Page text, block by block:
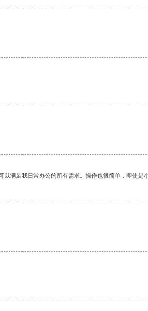
满足我日常办公的所有需求。操作也很简单，即使是